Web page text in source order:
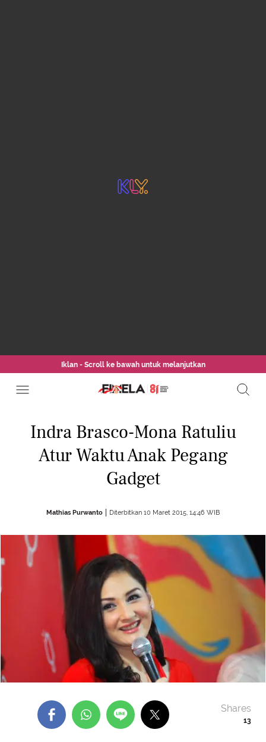
Iklan - Scroll ke bawah untuk melanjutkan
Indra Brasco-Mona Ratuliu
Atur Waktu Anak Pegang
Gadget
Mathias Purwanto Diterbitkan 10 Maret 2015, 14:46 WIB
13
Shares